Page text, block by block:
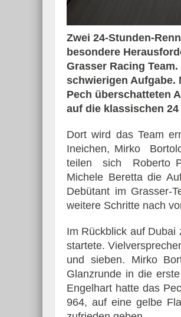
Zwei 24-Stunden-
besondere
Grasser Racing
schwierigen Aufgabe.
Pech überschatteten
auf die klassischen
Dort wird das Team
Ineichen, Mirko
teilen sich Roberto
Michele Beretta die
Debütant im Grasser-
weitere Schritte nach
Im Rückblick auf Dubai
startete.
und sieben. Mirko
Glanzrunde in die
Engelhart hatte das
964, auf eine gelbe
Essai